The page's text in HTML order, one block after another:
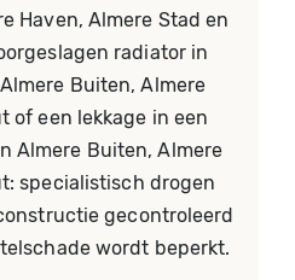
Haven, Almere Stad en
radiator in
Buiten, Almere
of een lekkage in een
Almere Buiten, Almere
specialistisch drogen
gecontroleerd
wordt beperkt.